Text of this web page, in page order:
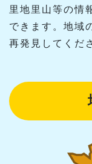
里地里山等の情
できます。地域
再発見してくだ